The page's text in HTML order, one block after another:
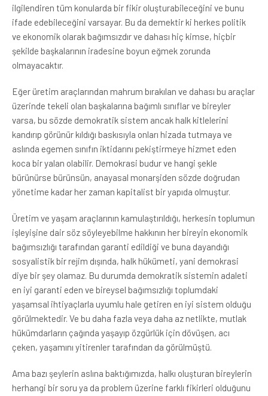
ilgilendiren tüm konularda bir fikir oluşturabileceğini ve bunu
ifade edebileceğini varsayar. Bu da demektir ki herkes politik
ve ekonomik olarak bağımsızdır ve dahası hiç kimse, hiçbir
şekilde başkalarının iradesine boyun eğmek zorunda
olmayacaktır.
Eğer üretim araçlarından mahrum bırakılan ve dahası bu araçlar
üzerinde tekeli olan başkalarına bağımlı sınıflar ve bireyler
varsa, bu sözde demokratik sistem ancak halk kitlelerini
kandırıp görünür kıldığı baskısıyla onları hizada tutmaya ve
aslında egemen sınıfın iktidarını pekiştirmeye hizmet eden
koca bir yalan olabilir. Demokrasi budur ve hangi şekle
bürünürse bürünsün, anayasal monarşiden sözde doğrudan
yönetime kadar her zaman kapitalist bir yapıda olmuştur.
Üretim ve yaşam araçlarının kamulaştırıldığı, herkesin toplumun
işleyişine dair söz söyleyebilme hakkının her bireyin ekonomik
bağımsızlığı tarafından garanti edildiği ve buna dayandığı
sosyalistik bir rejim dışında, halk hükümeti, yani demokrasi
diye bir şey olamaz. Bu durumda demokratik sistemin adaleti
en iyi garanti eden ve bireysel bağımsızlığı toplumdaki
yaşamsal ihtiyaçlarla uyumlu hale getiren en iyi sistem olduğu
görülmektedir. Ve bu daha fazla veya daha az netlikte, mutlak
hükümdarların çağında yaşayıp özgürlük için dövüşen, acı
çeken, yaşamını yitirenler tarafından da görülmüştü.
Ama bazı şeylerin aslına baktığımızda, halkı oluşturan bireylerin
herhangi bir soru ya da problem üzerine farklı fikirleri olduğunu